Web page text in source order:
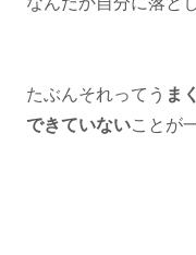
たぶんそれってう ま
できていないことが